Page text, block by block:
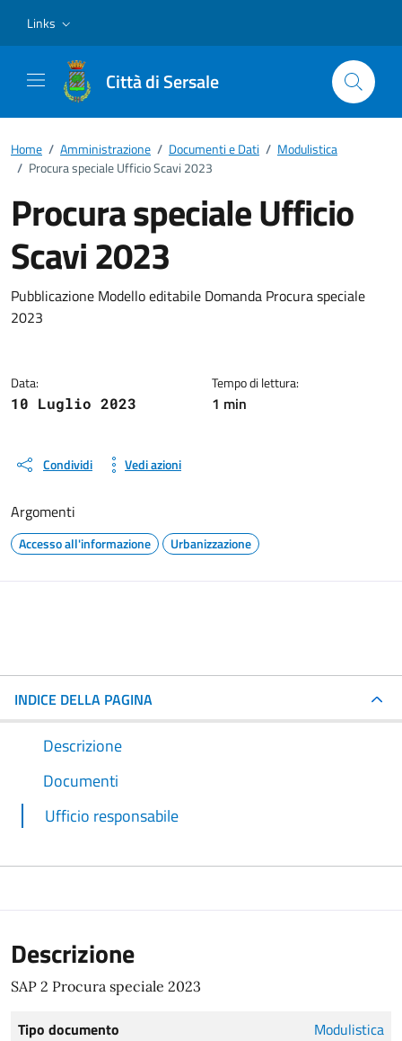
Links
Città di Sersale
Home / Amministrazione / Documenti e Dati / Modulistica
/ Procura speciale Ufficio Scavi 2023
Procura speciale Ufficio
Scavi 2023
Dettagli del documento
Pubblicazione Modello editabile Domanda Procura speciale
2023
Data:
10 Luglio 2023
Tempo di lettura:
1 min
Condividi Vedi azioni
Argomenti
Accesso all'informazione Urbanizzazione
INDICE DELLA PAGINA
Descrizione
Documenti
Ufficio responsabile
Descrizione
SAP 2 Procura speciale 2023
Tipo documento
Modulistica